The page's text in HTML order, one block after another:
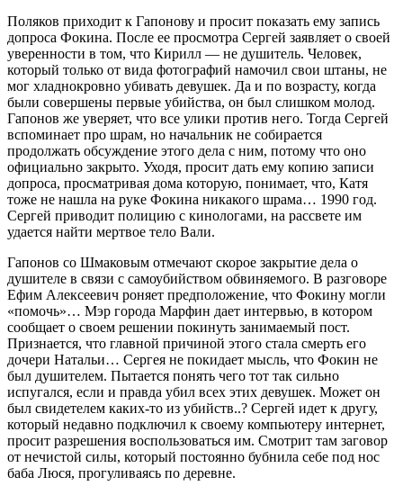
Поляков приходит к Гапонову и просит показать ему запись
допроса Фокина. После ее просмотра Сергей заявляет о своей
уверенности в том, что Кирилл — не душитель. Человек,
который только от вида фотографий намочил свои штаны, не
мог хладнокровно убивать девушек. Да и по возрасту, когда
были совершены первые убийства, он был слишком молод.
Гапонов же уверяет, что все улики против него. Тогда Сергей
вспоминает про шрам, но начальник не собирается
продолжать обсуждение этого дела с ним, потому что оно
официально закрыто. Уходя, просит дать ему копию записи
допроса, просматривая дома которую, понимает, что, Катя
тоже не нашла на руке Фокина никакого шрама… 1990 год.
Сергей приводит полицию с кинологами, на рассвете им
удается найти мертвое тело Вали.
Гапонов со Шмаковым отмечают скорое закрытие дела о
душителе в связи с самоубийством обвиняемого. В разговоре
Ефим Алексеевич роняет предположение, что Фокину могли
«помочь»… Мэр города Марфин дает интервью, в котором
сообщает о своем решении покинуть занимаемый пост.
Признается, что главной причиной этого стала смерть его
дочери Натальи… Сергея не покидает мысль, что Фокин не
был душителем. Пытается понять чего тот так сильно
испугался, если и правда убил всех этих девушек. Может он
был свидетелем каких-то из убийств..? Сергей идет к другу,
который недавно подключил к своему компьютеру интернет,
просит разрешения воспользоваться им. Смотрит там заговор
от нечистой силы, который постоянно бубнила себе под нос
баба Люся, прогуливаясь по деревне.